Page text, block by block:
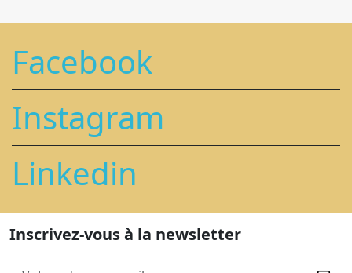
Facebook
Instagram
Linkedin
Inscrivez-vous à la newsletter